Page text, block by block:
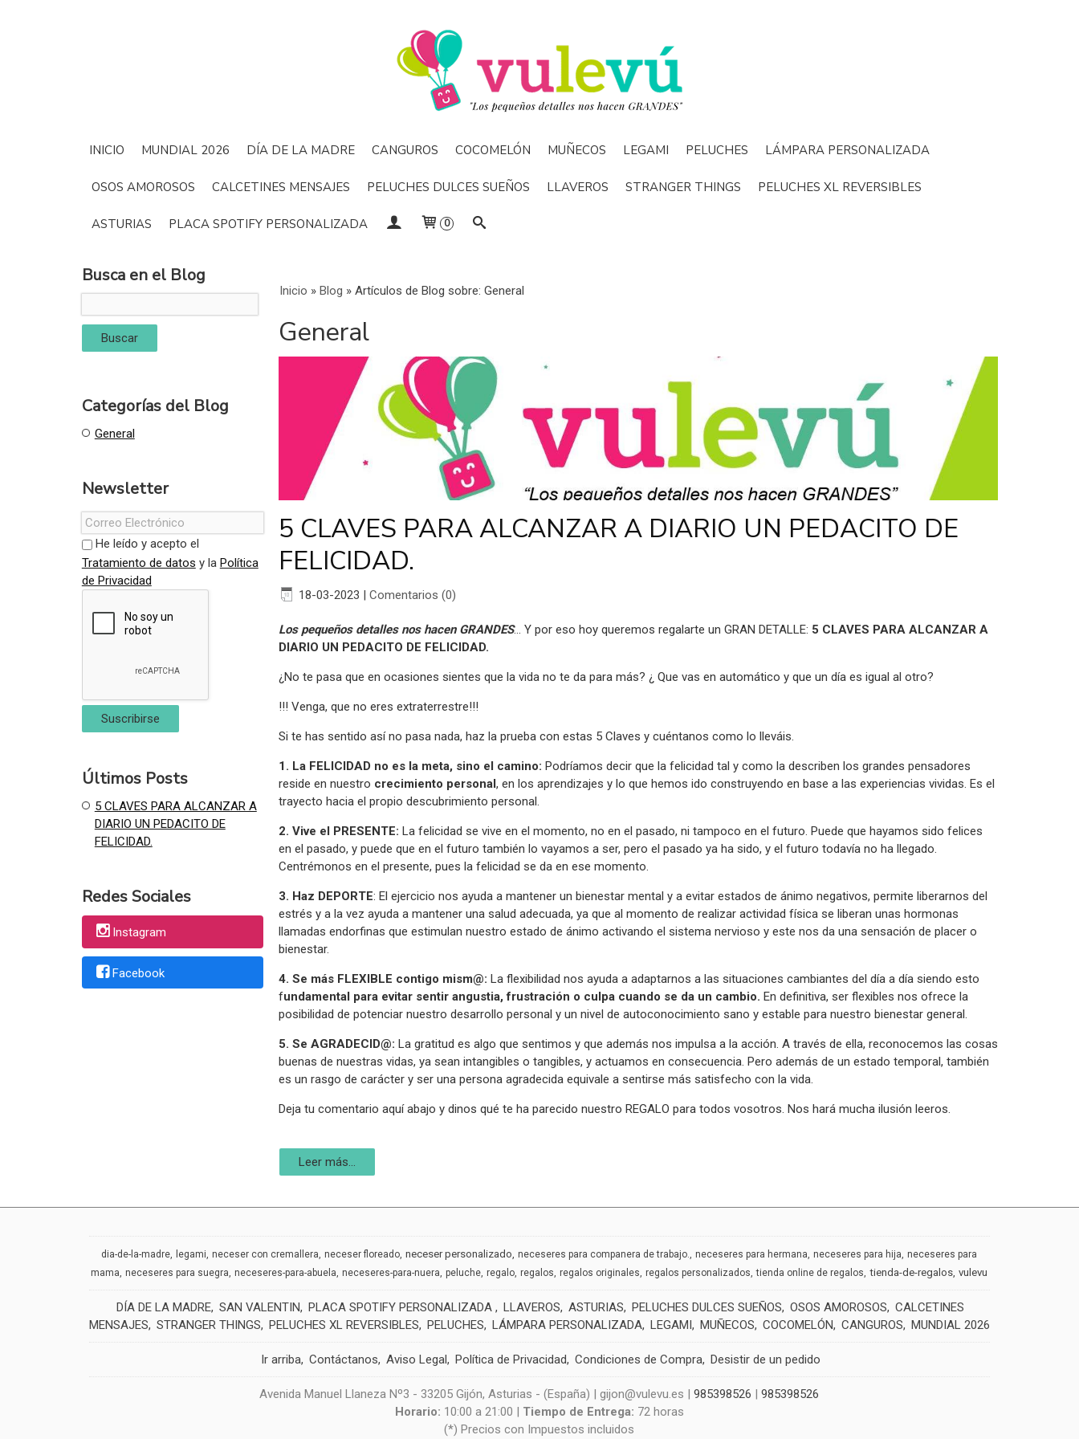
INICIO MUNDIAL 2026 DÍA DE LA MADRE CANGUROS COCOMELÓN MUÑECOS LEGAMI PELUCHES LÁMPARA PERSONALIZADA
OSOS AMOROSOS CALCETINES MENSAJES PELUCHES DULCES SUEÑOS LLAVEROS STRANGER THINGS PELUCHES XL REVERSIBLES
ASTURIAS PLACA SPOTIFY PERSONALIZADA 0
Busca en el Blog
Categorías del Blog
General
Newsletter
He leído y acepto el
Tratamiento de datos y la Política
de Privacidad
Últimos Posts
5 CLAVES PARA ALCANZAR A
DIARIO UN PEDACITO DE
FELICIDAD.
Redes Sociales
Instagram
Facebook
Inicio » Blog » Artículos de Blog sobre: General
General
5 CLAVES PARA ALCANZAR A DIARIO UN PEDACITO DE
FELICIDAD.
18-03-2023 | Comentarios (0)
Los pequeños detalles nos hacen GRANDES... Y por eso hoy queremos regalarte un GRAN DETALLE: 5 CLAVES PARA ALCANZAR A
DIARIO UN PEDACITO DE FELICIDAD.
¿No te pasa que en ocasiones sientes que la vida no te da para más? ¿ Que vas en automático y que un día es igual al otro?
!!! Venga, que no eres extraterrestre!!!
Si te has sentido así no pasa nada, haz la prueba con estas 5 Claves y cuéntanos como lo lleváis.
1. La FELICIDAD no es la meta, sino el camino: Podríamos decir que la felicidad tal y como la describen los grandes pensadores
reside en nuestro crecimiento personal, en los aprendizajes y lo que hemos ido construyendo en base a las experiencias vividas. Es el
trayecto hacia el propio descubrimiento personal.
2. Vive el PRESENTE: La felicidad se vive en el momento, no en el pasado, ni tampoco en el futuro. Puede que hayamos sido felices
en el pasado, y puede que en el futuro también lo vayamos a ser, pero el pasado ya ha sido, y el futuro todavía no ha llegado.
Centrémonos en el presente, pues la felicidad se da en ese momento.
3. Haz DEPORTE: El ejercicio nos ayuda a mantener un bienestar mental y a evitar estados de ánimo negativos, permite liberarnos del
estrés y a la vez ayuda a mantener una salud adecuada, ya que al momento de realizar actividad física se liberan unas hormonas
llamadas endorfinas que estimulan nuestro estado de ánimo activando el sistema nervioso y este nos da una sensación de placer o
bienestar.
4. Se más FLEXIBLE contigo mism@: La flexibilidad nos ayuda a adaptarnos a las situaciones cambiantes del día a día siendo esto
fundamental para evitar sentir angustia, frustración o culpa cuando se da un cambio. En definitiva, ser flexibles nos ofrece la
posibilidad de potenciar nuestro desarrollo personal y un nivel de autoconocimiento sano y estable para nuestro bienestar general.
5. Se AGRADECID@: La gratitud es algo que sentimos y que además nos impulsa a la acción. A través de ella, reconocemos las cosas
buenas de nuestras vidas, ya sean intangibles o tangibles, y actuamos en consecuencia. Pero además de un estado temporal, también
es un rasgo de carácter y ser una persona agradecida equivale a sentirse más satisfecho con la vida.
Deja tu comentario aquí abajo y dinos qué te ha parecido nuestro REGALO para todos vosotros. Nos hará mucha ilusión leeros.
Leer más...
dia-de-la-madre legami neceser con cremallera neceser floreado neceser personalizado neceseres para companera de trabajo. neceseres para hermana neceseres para hija neceseres para
mama neceseres para suegra neceseres-para-abuela neceseres-para-nuera peluche regalo regalos regalos originales regalos personalizados tienda online de regalos tienda-de-regalos vulevu
DÍA DE LA MADRE SAN VALENTIN PLACA SPOTIFY PERSONALIZADA LLAVEROS ASTURIAS PELUCHES DULCES SUEÑOS OSOS AMOROSOS CALCETINES
MENSAJES
STRANGER THINGS PELUCHES XL REVERSIBLES PELUCHES LÁMPARA PERSONALIZADA LEGAMI MUÑECOS COCOMELÓN CANGUROS MUNDIAL 2026
Ir arriba Contáctanos Aviso Legal Política de Privacidad Condiciones de Compra Desistir de un pedido
Avenida Manuel Llaneza Nº3 - 33205 Gijón, Asturias - (España) | gijon@vulevu.es |985398526 |985398526
Horario: 10:00 a 21:00 | Tiempo de Entrega: 72 horas
(*) Precios con Impuestos incluidos